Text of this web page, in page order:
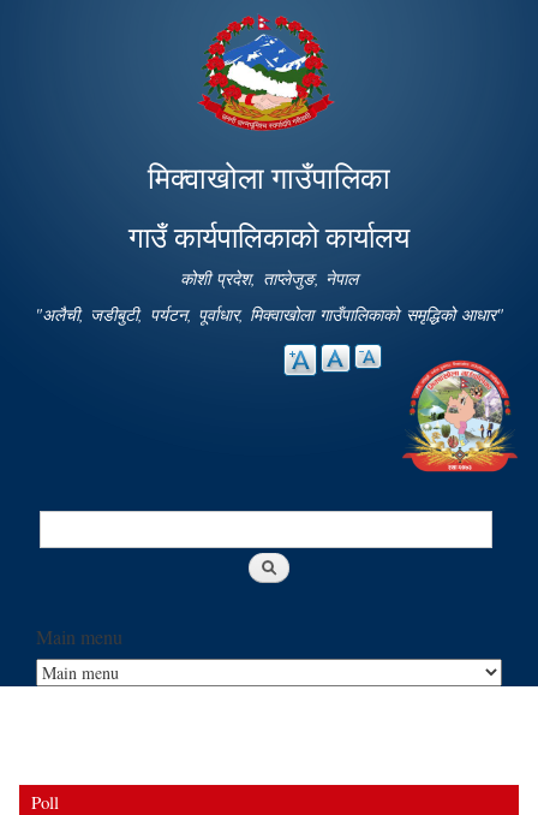
main
content
मिक्वाखोला गाउँपालिका
गाउँ कार्यपालिकाको कार्यालय
कोशी प्रदेश, ताप्लेजुङ, नेपाल
"अलैची, जडीबुटी, पर्यटन, पूर्वाधार, मिक्वाखोला गाउँपालिकाको समृद्धिको आधार"
Search
Main menu
Poll